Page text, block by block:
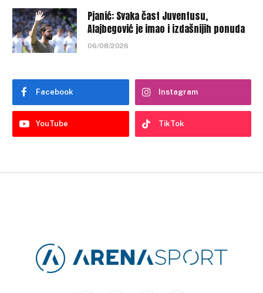
Pjanić: Svaka čast Juventusu,
Alajbegović je imao i izdašnijih ponuda
06/08/2026
Facebook Instagram
YouTube TikTok